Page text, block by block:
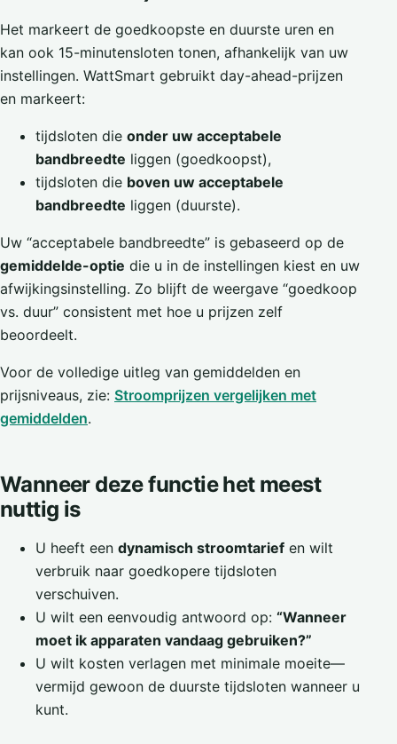
Het markeert de goedkoopste en duurste uren en
kan ook 15-minutensloten tonen, afhankelijk van uw
instellingen. WattSmart gebruikt day-ahead-prijzen
en markeert:
tijdsloten die onder uw acceptabele
bandbreedte liggen (goedkoopst),
tijdsloten die boven uw acceptabele
bandbreedte liggen (duurste).
Uw “acceptabele bandbreedte” is gebaseerd op de
gemiddelde-optie die u in de instellingen kiest en uw
afwijkingsinstelling. Zo blijft de weergave “goedkoop
vs. duur” consistent met hoe u prijzen zelf
beoordeelt.
Voor de volledige uitleg van gemiddelden en
prijsniveaus, zie: Stroomprijzen vergelijken met
gemiddelden.
Wanneer deze functie het meest
nuttig is
U heeft een dynamisch stroomtarief en wilt
verbruik naar goedkopere tijdsloten
verschuiven.
U wilt een eenvoudig antwoord op: “Wanneer
moet ik apparaten vandaag gebruiken?”
U wilt kosten verlagen met minimale moeite—
vermijd gewoon de duurste tijdsloten wanneer u
kunt.